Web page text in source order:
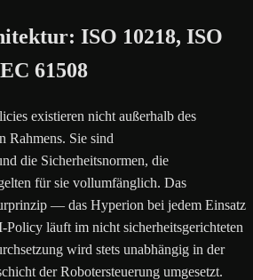
ISO 10218, ISO
61508
existieren nicht außerhalb des
Rahmens. Sie sind
die Sicherheitsnormen, die
für sie vollumfänglich. Das
— das Hyperion bei jedem Einsatz
läuft im nicht sicherheitsgerichteten
wird stets unabhängig in der
der Robotersteuerung umgesetzt.